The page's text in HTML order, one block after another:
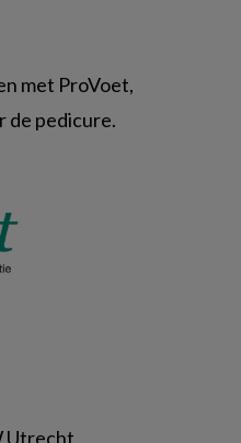
Utrecht
met ProVoet,
de pedicure.